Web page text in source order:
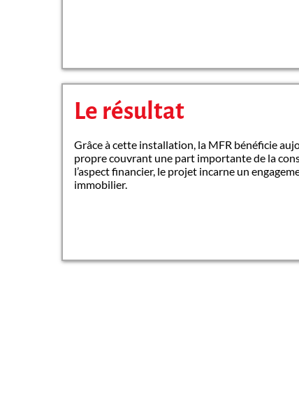
Le résultat
Grâce à cette installation, la MFR bénéficie
propre couvrant une part importante de la
l’aspect financier, le projet incarne un
immobilier.